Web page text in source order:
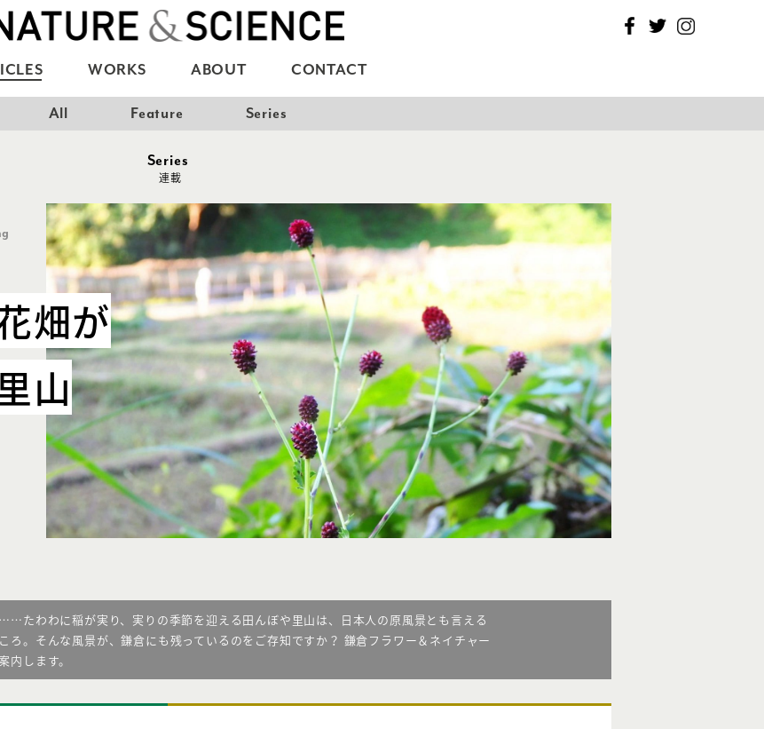
All Feature Series
WORKS ABOUT CONTACT
Series
連載
畑が
山
たわわに稲が実り、実りの季節を迎える田んぼや里山は、日本人の原風景とも言える
ろ。そんな風景が、鎌倉にも残っているのをご存知ですか？ 鎌倉フラワー＆ネイチャー
内します。